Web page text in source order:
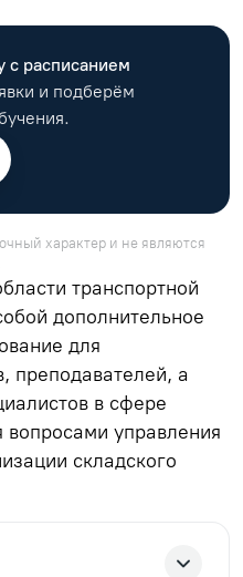
с расписанием
и подберём
характер и не являются
транспортной
дополнительное
для
преподавателей, а
в сфере
управления
складского